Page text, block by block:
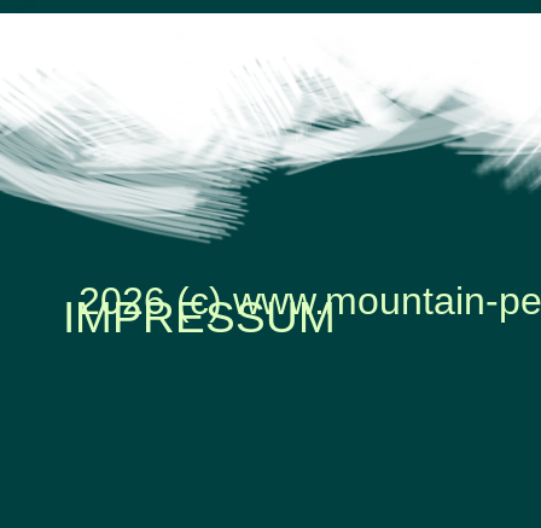
2026 (c) www.mountain-
IMPRESSUM